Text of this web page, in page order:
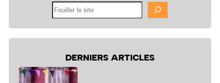
DERNIERS ARTICLES